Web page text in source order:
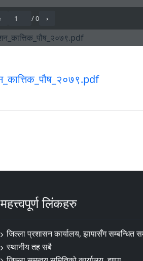
महत्त्वपूर्ण लिंकहरु
जिल्ला प्रशासन कार्यालय, झापासँग सम्बन्धित
स्थानीय तह सबै